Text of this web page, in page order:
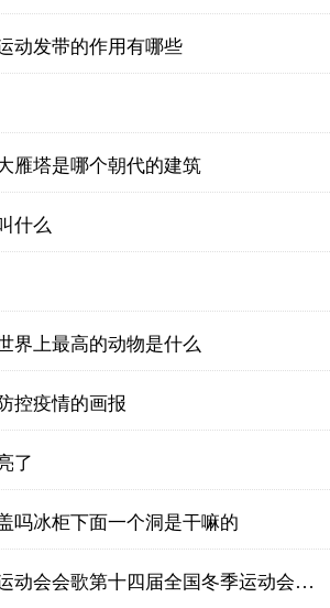
动发带的作用有哪些
雁塔是哪个朝代的建筑
什么
界上最高的动物是什么
控疫情的画报
了
吗冰柜下面一个洞是干嘛的
第十四届全国冬季运动会会歌第十四届全国冬季运动会会歌叫什么名字